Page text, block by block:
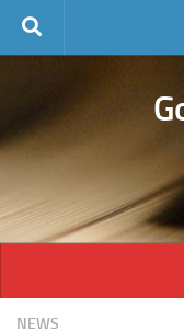
Skip to content
NEWS